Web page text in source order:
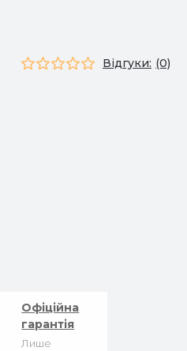
Відгуки: (0)
Офіційна
гарантія
Лише